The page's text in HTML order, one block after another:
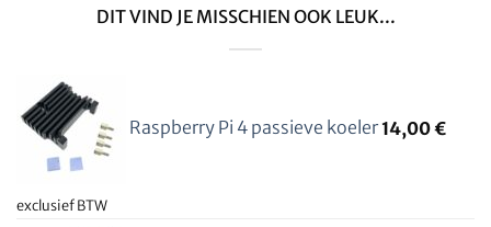
DIT VIND JE MISSCHIEN OOK LEUK...
Raspberry Pi 4 passieve koeler 14,00€
exclusief BTW